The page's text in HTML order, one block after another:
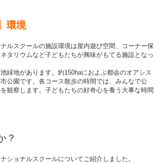
環境
ルスクールの施設環境は屋内遊び空間、コーナー保
タリウムなど子どもたちが興味がもてる施設となっ
緑地があります。約150haにおよぶ都会のオアシス
公園です。各コース散歩の時間では、みんなで公
観察します。子どもたちの好奇心を養う大事な時間
？
ショナルスクールについてご紹介しました。